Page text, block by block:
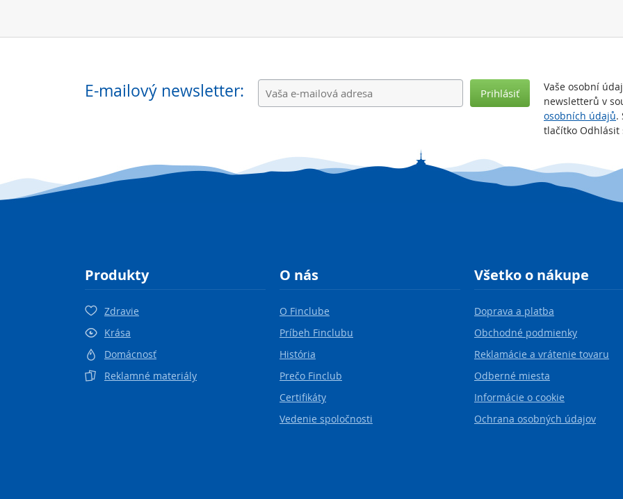
E-mailový newsletter:
Vaše osobní
newsletterů v
osobních údajů.
tlačítko Odhlásit
Prihlásiť
Produkty
Zdravie
Krása
Domácnosť
Reklamné materiály
O nás
O Finclube
Príbeh Finclubu
História
Prečo Finclub
Certifikáty
Vedenie spoločnosti
Všetko o nákupe
Doprava a platba
Obchodné podmienky
Reklamácie a vrátenie tovaru
Odberné miesta
Informácie o cookie
Ochrana osobných údajov